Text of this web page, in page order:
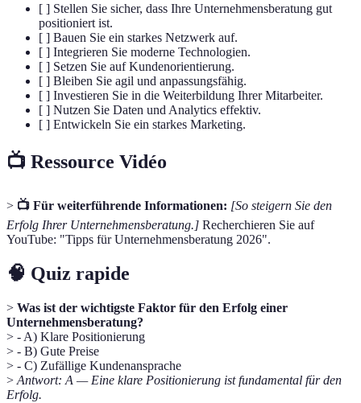
[ ] Stellen Sie sicher, dass Ihre Unternehmensberatung gut
positioniert ist.
[ ] Bauen Sie ein starkes Netzwerk auf.
[ ] Integrieren Sie moderne Technologien.
[ ] Setzen Sie auf Kundenorientierung.
[ ] Bleiben Sie agil und anpassungsfähig.
[ ] Investieren Sie in die Weiterbildung Ihrer Mitarbeiter.
[ ] Nutzen Sie Daten und Analytics effektiv.
[ ] Entwickeln Sie ein starkes Marketing.
📺 Ressource Vidéo
> 📺 Für weiterführende Informationen: [So steigern Sie den
Erfolg Ihrer Unternehmensberatung.] Recherchieren Sie auf
YouTube: "Tipps für Unternehmensberatung 2026".
🧠 Quiz rapide
> Was ist der wichtigste Faktor für den Erfolg einer
Unternehmensberatung?
> - A) Klare Positionierung
> - B) Gute Preise
> - C) Zufällige Kundenansprache
> Antwort: A — Eine klare Positionierung ist fundamental für den
Erfolg.